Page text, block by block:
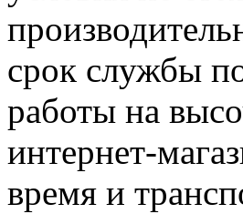
срок службы
работы на
интернет-
время и